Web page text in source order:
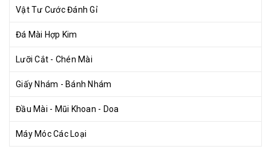
Vật Tư Cước Đánh Gỉ
Đá Mài Hợp Kim
Lưỡi Cắt - Chén Mài
Giấy Nhám - Bánh Nhám
Đầu Mài - Mũi Khoan - Doa
Máy Móc Các Loại